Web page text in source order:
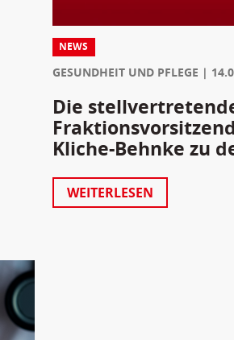
NEWS
GESUNDHEIT UND PFLEGE
Die
Kliche-Behnke zu
WEITERLESEN